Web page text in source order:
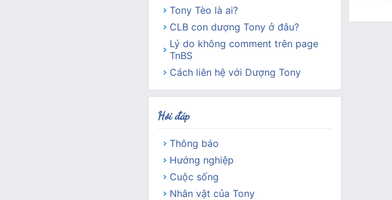
Tony Tèo là ai?
CLB con dượng Tony ở đâu?
Lý do không comment trên page
TnBS
Cách liên hệ với Dượng Tony
Hỏi đáp
Thông báo
Hướng nghiệp
Cuộc sống
Nhân vật của Tony